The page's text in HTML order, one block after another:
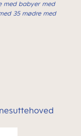
med babyer med
35 mødre med